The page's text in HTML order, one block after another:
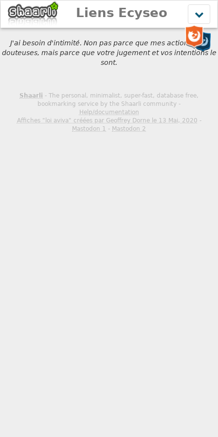
le
menu
Liens Ecyseo
J'ai besoin d'intimité. Non pas parce que mes actions sont
douteuses, mais parce que votre jugement et vos intentions le
sont.
Shaarli - The personal, minimalist, super-fast, database free,
bookmarking service by the Shaarli community -
Help/documentation
Affiches "loi aviva" créées par Geoffrey Dorne le 13 Mai, 2020 -
Mastodon 1 - Mastodon 2